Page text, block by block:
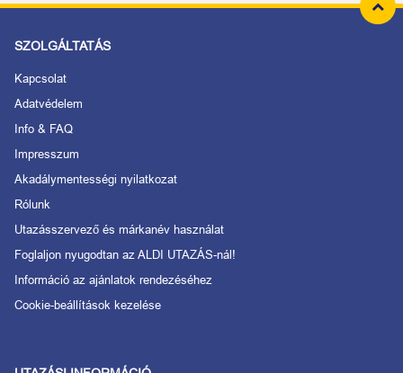
SZOLGÁLTATÁS
Kapcsolat
Adatvédelem
Info & FAQ
Impresszum
Akadálymentességi nyilatkozat
Rólunk
Utazásszervező és márkanév használat
Foglaljon nyugodtan az ALDI UTAZÁS-nál!
Információ az ajánlatok rendezéséhez
Cookie-beállítások kezelése